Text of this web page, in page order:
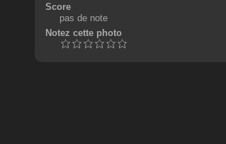
Score
pas de note
Notez cette photo